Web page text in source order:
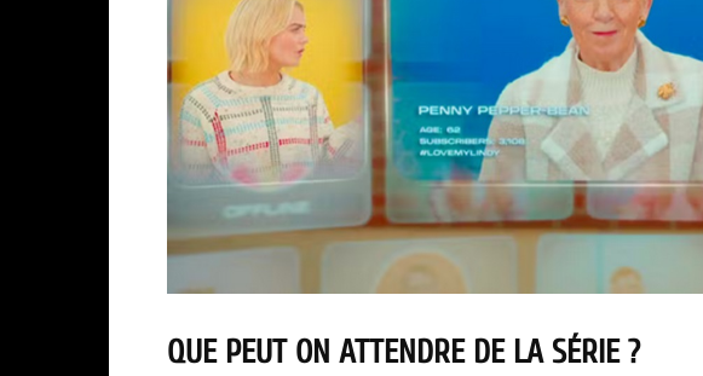
QUE PEUT ON ATTENDRE DE LA SÉRIE ?